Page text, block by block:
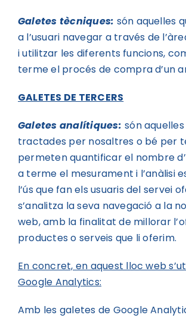
Galetes tècniques: són aquelles
a l’usuari navegar a través de
i utilitzar les diferents funcions,
terme el procés de compra d’un
GALETES DE TERCERS
Galetes analítiques: són aquelles
tractades per nosaltres o bé per
permeten quantificar el nombre
a terme el mesurament i l’anàlisi
l’ús que fan els usuaris del servei
s’analitza la seva navegació a la
web, amb la finalitat de millorar
productes o serveis que li oferim.
En concret, en aquest lloc web
Google Analytics:
Amb les galetes de Google